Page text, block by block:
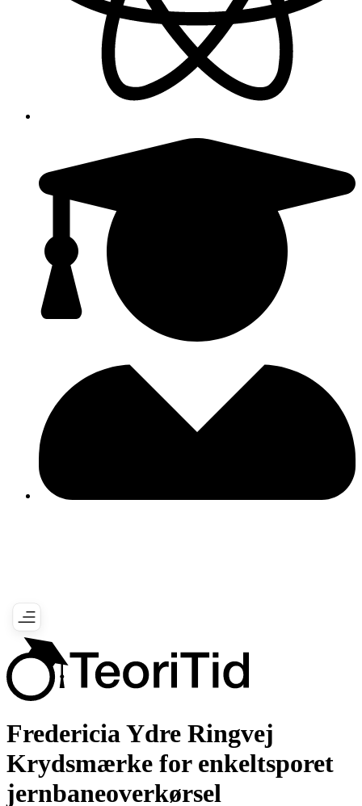
Fredericia Ydre Ringvej
Krydsmærke for enkeltsporet
jernbaneoverkørsel